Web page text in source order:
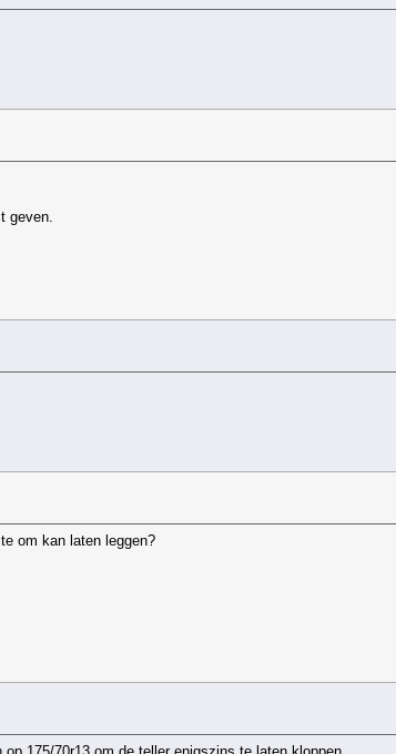
geven.
om kan laten leggen?